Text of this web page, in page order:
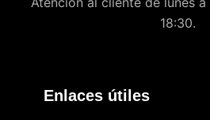
18:30.
Enlaces útiles